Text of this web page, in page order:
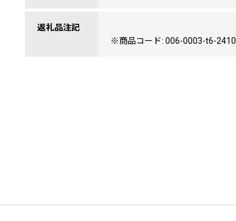
返礼品注記
※商品コード: 006-0003-t6-2410